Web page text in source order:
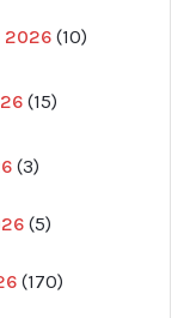
2026 10
produkter
15
produkter
3
produkter
55
170
produkter